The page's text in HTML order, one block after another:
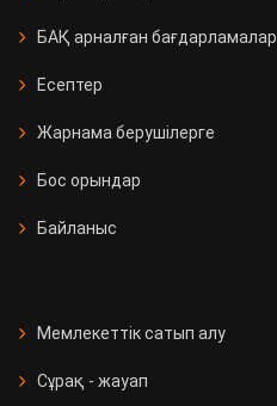
БАҚ арналған бағдарламалар
Есептер
Жарнама берушілерге
Бос орындар
Байланыс
Мемлекеттік сатып алу
Сұрақ - жауап